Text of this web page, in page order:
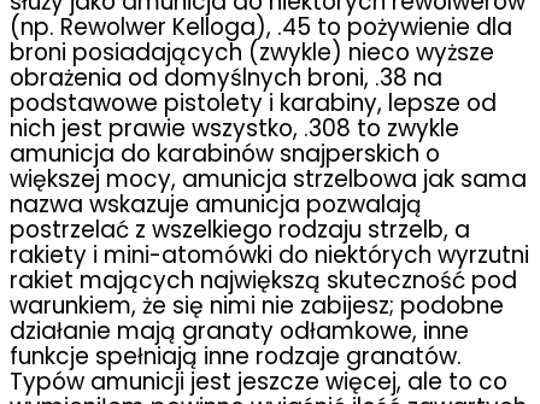
(np. Rewolwer Kelloga), .45 to pożywienie dla
broni posiadających (zwykle) nieco wyższe
obrażenia od domyślnych broni, .38 na
podstawowe pistolety i karabiny, lepsze od
nich jest prawie wszystko, .308 to zwykle
amunicja do karabinów snajperskich o
większej mocy, amunicja strzelbowa jak sama
nazwa wskazuje amunicja pozwalają
postrzelać z wszelkiego rodzaju strzelb, a
rakiety i mini-atomówki do niektórych wyrzutni
rakiet mających największą skuteczność pod
warunkiem, że się nimi nie zabijesz; podobne
działanie mają granaty odłamkowe, inne
funkcje spełniają inne rodzaje granatów.
Typów amunicji jest jeszcze więcej, ale to co